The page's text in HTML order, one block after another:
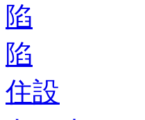
陷
陷
住設